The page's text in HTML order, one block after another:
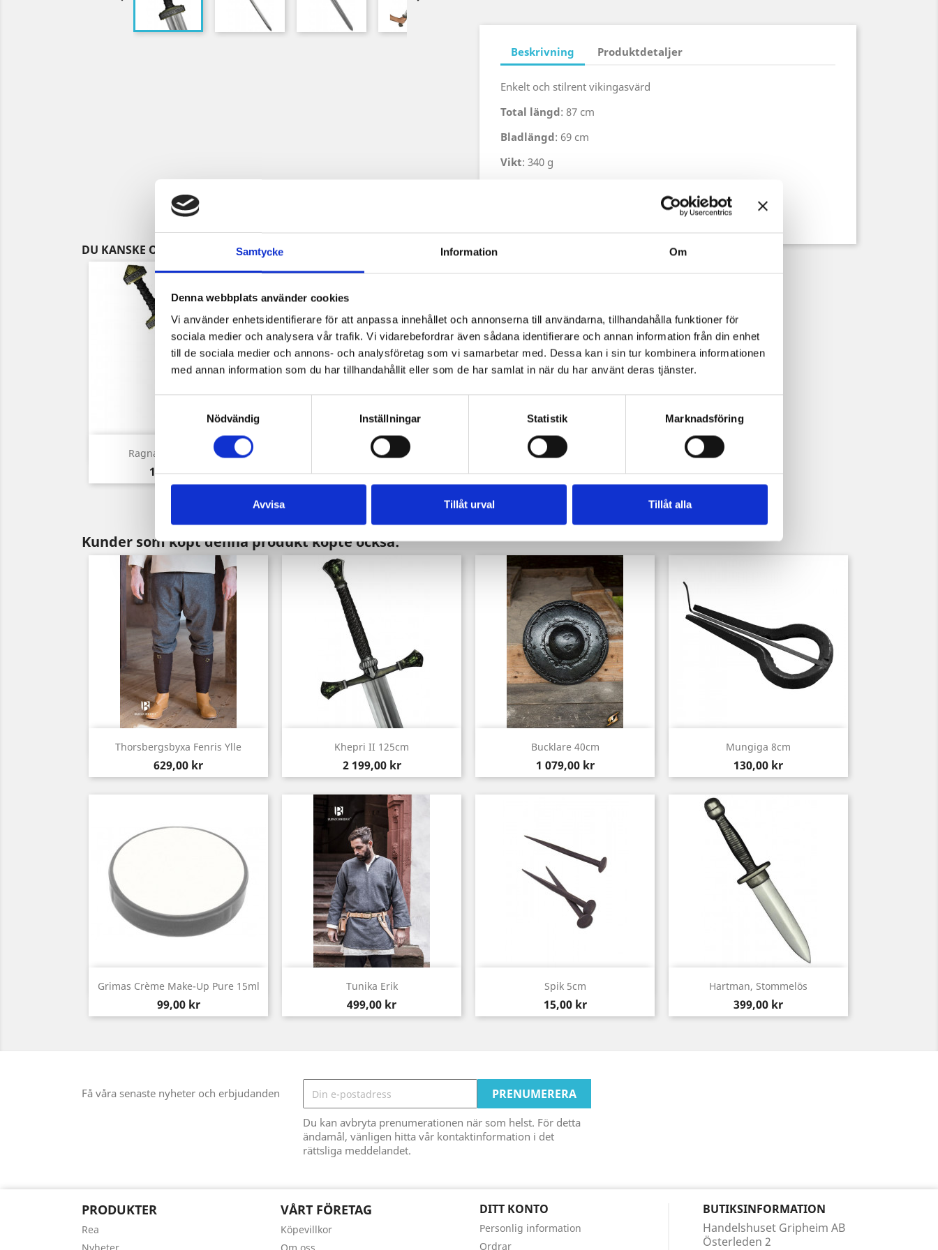
Samtycke Information Om
Denna webbplats använder cookies
Vi använder enhetsidentifierare för att anpassa innehållet och annonserna till användarna, tillhandahålla funktioner för
sociala medier och analysera vår trafik. Vi vidarebefordrar även sådana identifierare och annan information från din enhet
till de sociala medier och annons- och analysföretag som vi samarbetar med. Dessa kan i sin tur kombinera informationen
med annan information som du har tillhandahållit eller som de har samlat in när du har använt deras tjänster.
Nödvändig
Inställningar Statistik Marknadsföring
Avvisa Tillåt urval Tillåt alla
Beskrivning Produktdetaljer
Enkelt och stilrent vikingasvärd
Total längd: 87 cm
Bladlängd: 69 cm
Vikt: 340 g
DU KANSKE OCKSÅ GILLAR
Ragnar II - Dirk 59cm
Pris
1 499,00 kr
 Norn Seax 45cm
Pris
1 329,00 kr
Snabbvy
Kunder som köpt denna produkt köpte också:
Thorsbergsbyxa Fenris Ylle
Pris
629,00 kr
Snabbvy Khepri II 125cm
Pris
2 199,00 kr
Snabbvy Bucklare 40cm
Pris
1 079,00 kr
Snabbvy Mungiga 8cm
Pris
130,00 kr
Snabbvy
Grimas Crème Make-Up Pure 15ml
Pris
99,00 kr
Snabbvy Tunika Erik
Pris
499,00 kr
Snabbvy Spik 5cm
Pris
15,00 kr
Snabbvy Hartman, Stommelös
Pris
399,00 kr
Snabbvy
Få våra senaste nyheter och erbjudanden
Du kan avbryta prenumerationen när som helst. För detta
ändamål, vänligen hitta vår kontaktinformation i det
rättsliga meddelandet.
PRODUKTER
Rea
VÅRT FÖRETAG
Köpevillkor
DITT KONTO
Personlig information
Ordrar
BUTIKSINFORMATION
Handelshuset Gripheim AB
Österleden 2